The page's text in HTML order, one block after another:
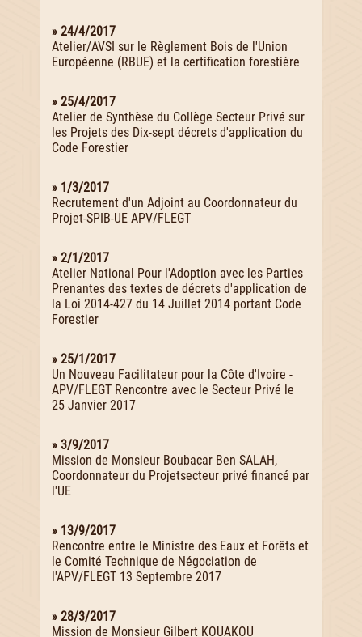
» 24/4/2017
Atelier/AVSI sur le Règlement Bois de l'Union
Européenne (RBUE) et la certification forestière
» 25/4/2017
Atelier de Synthèse du Collège Secteur Privé sur
les Projets des Dix-sept décrets d'application du
Code Forestier
» 1/3/2017
Recrutement d'un Adjoint au Coordonnateur du
Projet-SPIB-UE APV/FLEGT
» 2/1/2017
Atelier National Pour l'Adoption avec les Parties
Prenantes des textes de décrets d'application de
la Loi 2014-427 du 14 Juillet 2014 portant Code
Forestier
» 25/1/2017
Un Nouveau Facilitateur pour la Côte d'Ivoire -
APV/FLEGT Rencontre avec le Secteur Privé le
25 Janvier 2017
» 3/9/2017
Mission de Monsieur Boubacar Ben SALAH,
Coordonnateur du Projetsecteur privé financé par
l'UE
» 13/9/2017
Rencontre entre le Ministre des Eaux et Forêts et
le Comité Technique de Négociation de
l'APV/FLEGT 13 Septembre 2017
» 28/3/2017
Mission de Monsieur Gilbert KOUAKOU